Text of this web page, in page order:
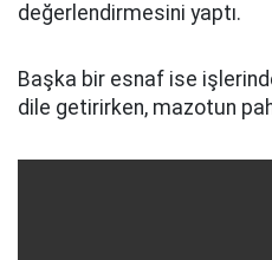
değerlendirmesini yaptı.
Başka bir esnaf ise
dile getirirken, mazotun